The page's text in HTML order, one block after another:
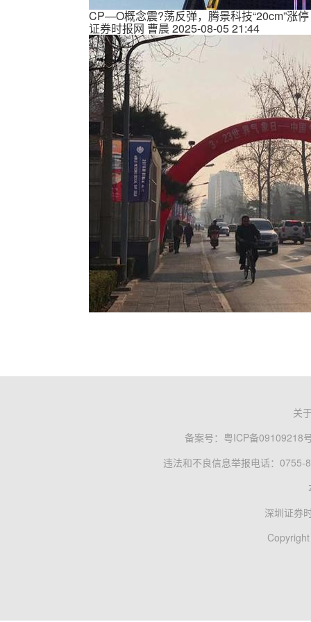
CP—O概念震?荡反弹，腾景科技“20cm”涨停
证券时报网 曹晨 2025-08-05 21:44
关
备案号： 粤ICP备09109218
违法和不良信息举报电话：0755-
深圳证券